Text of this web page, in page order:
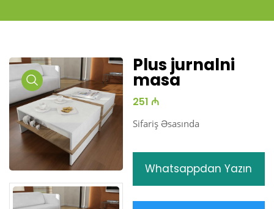
Media
Gallery
Plus jurnalni
masa
251 ₼
Sifariş Əsasında
Whatsappdan Yazın